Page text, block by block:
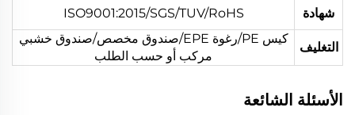
شهادة
ISO9001:2015/SGS/TUV/RoHS
التغليف
كيس PE/رغوة EPE/صندوق مخصص/صندوق خشبي
مركب أو حسب الطلب
الأسئلة الشائعة